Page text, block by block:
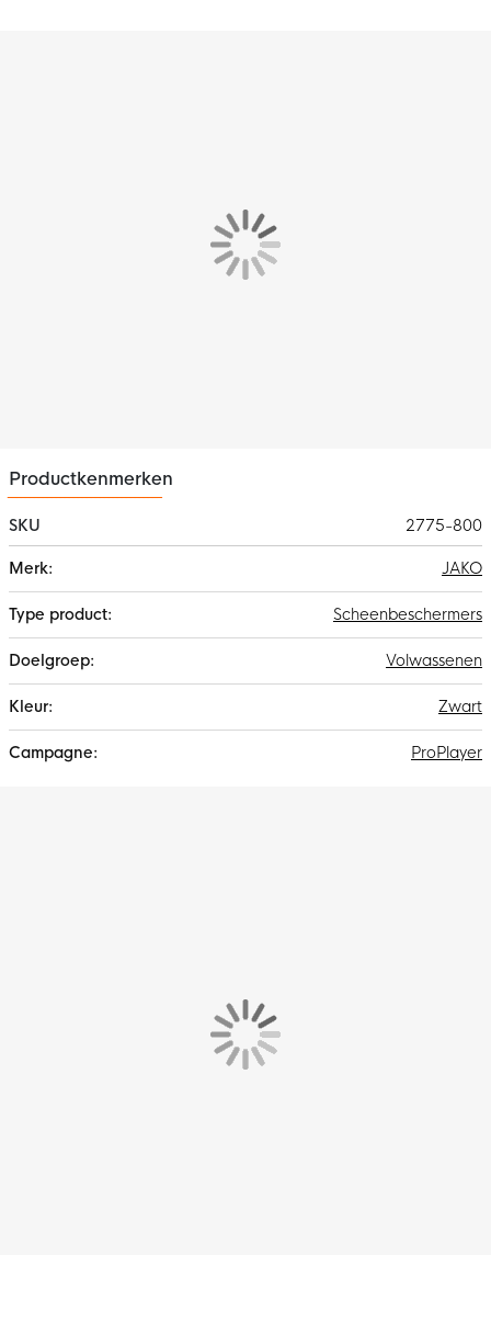
Productkenmerken
SKU
2775-800
informatie
JAKO
Scheenbeschermers
Volwassenen
Zwart
ProPlayer